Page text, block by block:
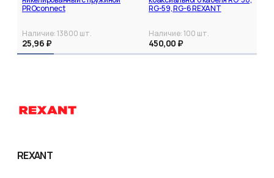
PROconnect
Наличие:13800 шт.
25,96 ₽
RG-59, RG-6 REXANT
Наличие:100 шт.
450,00 ₽
REXANT